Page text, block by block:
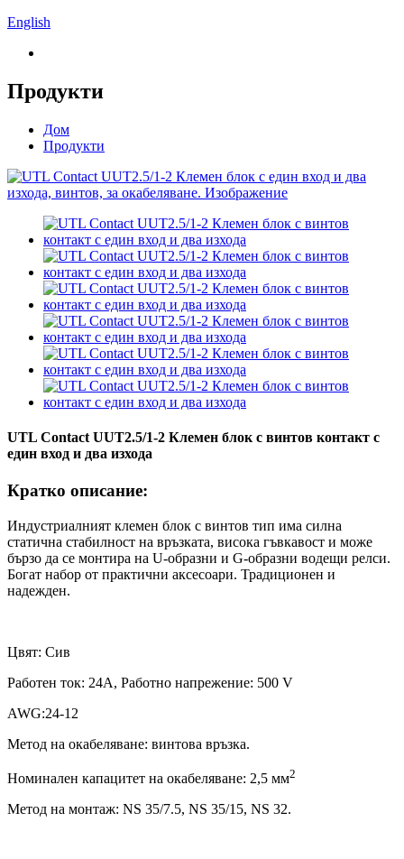
English
Продукти
Дом
Продукти
UTL Contact UUT2.5/1-2 Клемен блок с винтов контакт с
един вход и два изхода
Кратко описание:
Индустриалният клемен блок с винтов тип има силна
статична стабилност на връзката, висока гъвкавост и може
бързо да се монтира на U-образни и G-образни водещи релси.
Богат набор от практични аксесоари. Традиционен и
надежден.
Цвят: Сив
Работен ток: 24A, Работно напрежение: 500 V
AWG:24-12
Метод на окабеляване: винтова връзка.
Номинален капацитет на окабеляване: 2,5 мм2
Метод на монтаж: NS 35/7.5, NS 35/15, NS 32.